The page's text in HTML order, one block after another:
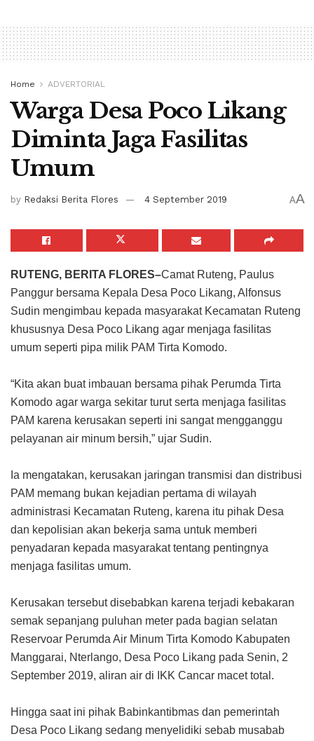
Home ADVERTORIAL
Warga Desa Poco Likang
Diminta Jaga Fasilitas
Umum
by Redaksi Berita Flores 4 September 2019 AA
RUTENG, BERITA FLORES–Camat Ruteng, Paulus
Panggur bersama Kepala Desa Poco Likang, Alfonsus
Sudin mengimbau kepada masyarakat Kecamatan Ruteng
khususnya Desa Poco Likang agar menjaga fasilitas
umum seperti pipa milik PAM Tirta Komodo.
“Kita akan buat imbauan bersama pihak Perumda Tirta
Komodo agar warga sekitar turut serta menjaga fasilitas
PAM karena kerusakan seperti ini sangat mengganggu
pelayanan air minum bersih,” ujar Sudin.
Ia mengatakan, kerusakan jaringan transmisi dan distribusi
PAM memang bukan kejadian pertama di wilayah
administrasi Kecamatan Ruteng, karena itu pihak Desa
dan kepolisian akan bekerja sama untuk memberi
penyadaran kepada masyarakat tentang pentingnya
menjaga fasilitas umum.
Kerusakan tersebut disebabkan karena terjadi kebakaran
semak sepanjang puluhan meter pada bagian selatan
Reservoar Perumda Air Minum Tirta Komodo Kabupaten
Manggarai, Nterlango, Desa Poco Likang pada Senin, 2
September 2019, aliran air di IKK Cancar macet total.
Hingga saat ini pihak Babinkantibmas dan pemerintah
Desa Poco Likang sedang menyelidiki sebab musabab